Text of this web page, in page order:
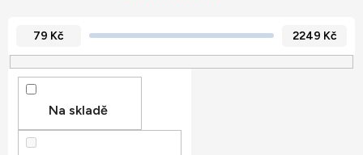
p
79 Kč 2249 Kč
Na skladě